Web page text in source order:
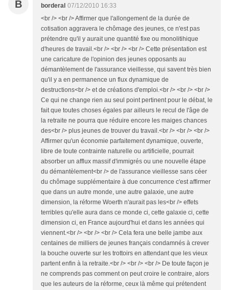
B borderal 07/12/2010 16:33
<br /> <br /> Affirmer que l'allongement de la durée de
cotisation aggravera le chômage des jeunes, ce n'est pas
prétendre qu'il y aurait une quantité fixe ou monolitihique
d'heures de travail.<br /> <br /> <br /> Cette présentation est
une caricature de l'opinion des jeunes opposants au
démantèlement de l'assurance vieillesse, qui savent très bien
qu'il y a en permanence un flux dynamique de
destructions<br /> et de créations d'emploi.<br /> <br /> <br />
Ce qui ne change rien au seul point pertinent pour le débat, le
fait que toutes choses égales par ailleurs le recul de l'âge de
la retraite ne pourra que réduire encore les maiges chances
des<br /> plus jeunes de trouver du travail.<br /> <br /> <br />
Affirmer qu'un économie parfaitement dynamique, ouverte,
libre de toute contrainte naturelle ou artificielle, pourrait
absorber un afflux massif d'immigrés ou une nouvelle étape
du démantèlement<br /> de l'assurance vieillesse sans céer
du chômage supplémentaire à due concurrence c'est affirmer
que dans un autre monde, une autre galaxie, une autre
dimension, la réforme Woerth n'aurait pas les<br /> effets
terribles qu'elle aura dans ce monde ci, cette galaxie ci, cette
dimension ci, en France aujourd'hui et dans les années qui
viennent.<br /> <br /> <br /> Cela fera une belle jambe aux
centaines de milliers de jeunes français condamnés à crever
la bouche ouverte sur les trottoirs en attendant que les vieux
partent enfin à la retraite.<br /> <br /> <br /> De toute façon je
ne comprends pas comment on peut croire le contraire, alors
que les auteurs de la réforme, ceux là même qui prétendent